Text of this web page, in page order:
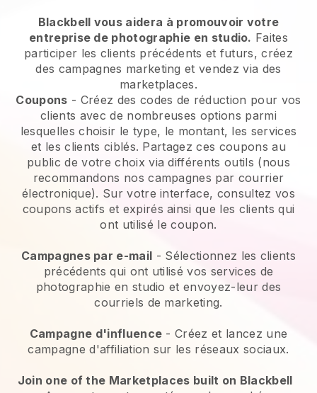
Blackbell vous aidera à promouvoir votre
entreprise de photographie en studio. Faites
participer les clients précédents et futurs, créez
des campagnes marketing et vendez via des
marketplaces.
Coupons - Créez des codes de réduction pour vos
clients avec de nombreuses options parmi
lesquelles choisir le type, le montant, les services
et les clients ciblés. Partagez ces coupons au
public de votre choix via différents outils (nous
recommandons nos campagnes par courrier
électronique). Sur votre interface, consultez vos
coupons actifs et expirés ainsi que les clients qui
ont utilisé le coupon.
Campagnes par e-mail - Sélectionnez les clients
précédents qui ont utilisé vos services de
photographie en studio et envoyez-leur des
courriels de marketing.
Campagne d'influence - Créez et lancez une
campagne d'affiliation sur les réseaux sociaux.
Join one of the Marketplaces built on Blackbell